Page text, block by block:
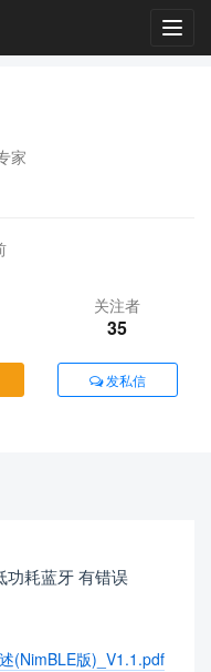
家
关注者
35
发私信
功耗蓝牙 有错误
(NimBLE版)_V1.1.pdf